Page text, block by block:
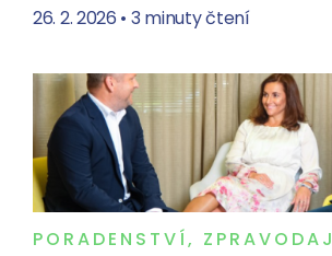
26. 2. 2026 • 3 minuty čtení
PORADENSTVÍ, ZPRAVODAJ